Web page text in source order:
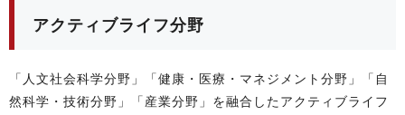
アクティブライフ分野
「人文社会科学分野」「健康・医療・マネジメント分野」「自
然科学・技術分野」「産業分野」を融合したアクティブライフ